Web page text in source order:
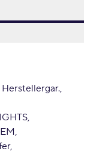
Herstellergar.